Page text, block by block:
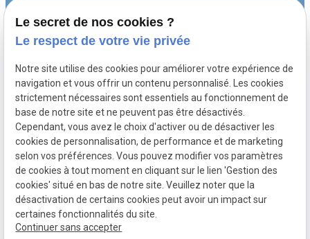
19 Rue Carnot-95300 PONTOISE
Du lundi au vendredi de : 9h - 18h
SIRET :84514655400041
Mentions
légales
Politique de
confidentialité
Plan du
site
Gestion
cookies
Le secret de nos cookies ?
Le respect de votre vie privée
Notre site utilise des cookies pour améliorer votre expérience de
navigation et vous offrir un contenu personnalisé. Les cookies
strictement nécessaires sont essentiels au fonctionnement de
base de notre site et ne peuvent pas être désactivés.
Cependant, vous avez le choix d'activer ou de désactiver les
cookies de personnalisation, de performance et de marketing
selon vos préférences. Vous pouvez modifier vos paramètres
de cookies à tout moment en cliquant sur le lien 'Gestion des
cookies' situé en bas de notre site. Veuillez noter que la
désactivation de certains cookies peut avoir un impact sur
certaines fonctionnalités du site.
Continuer sans accepter